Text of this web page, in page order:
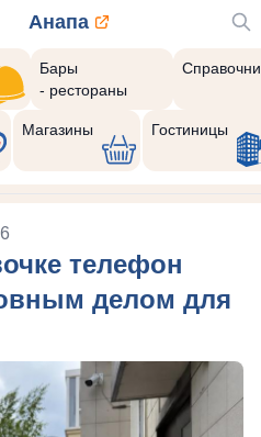
Анапа
Бары
- рестораны
Магазины Гостиницы
телефон
делом для